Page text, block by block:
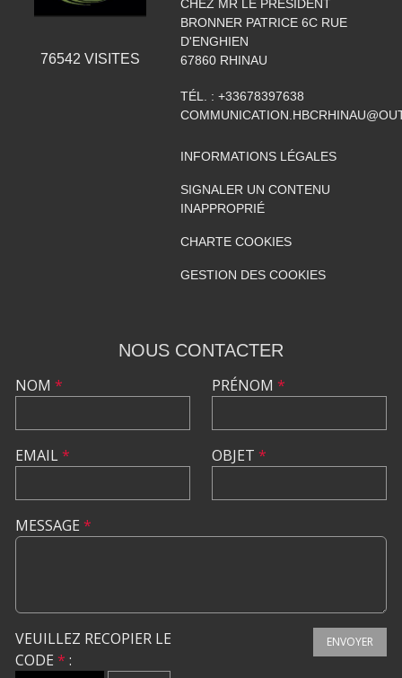
76542 VISITES
CHEZ MR LE PRÉSIDENT
BRONNER PATRICE 6C RUE
D'ENGHIEN
67860 RHINAU
TÉL. : +33678397638
INFORMATIONS LÉGALES
SIGNALER UN CONTENU
INAPPROPRIÉ
CHARTE COOKIES
GESTION DES COOKIES
NOUS CONTACTER
NOM *
EMAIL*
PRÉNOM *
OBJET *
MESSAGE *
VEUILLEZ RECOPIER LE
CODE * :
ENVOYER